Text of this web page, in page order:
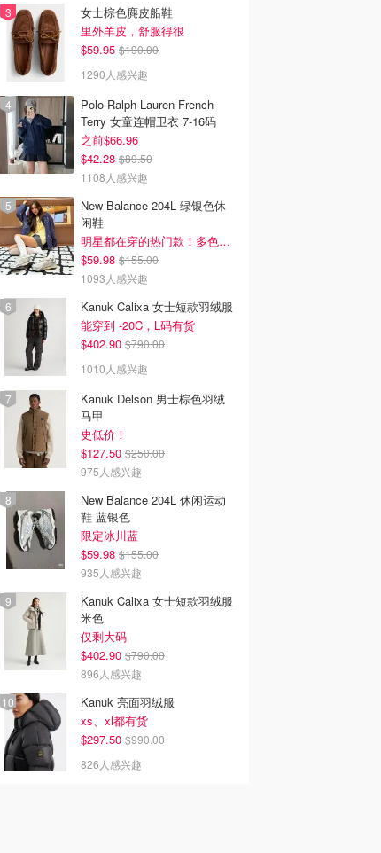
女士棕色麂皮船鞋
里外羊皮，舒服得很
$59.95 $190.00
1290人感兴趣
Polo Ralph Lauren French
Terry 女童连帽卫衣 7-16码
之前$66.96
$42.28 $89.50
1108人感兴趣
New Balance 204L 绿银色休
闲鞋
明星都在穿的热门款！多色可选 3.8折
$59.98 $155.00
1093人感兴趣
Kanuk Calixa 女士短款羽绒服
能穿到 -20C，L码有货
$402.90 $790.00
1010人感兴趣
Kanuk Delson 男士棕色羽绒
马甲
史低价！
$127.50 $250.00
975人感兴趣
New Balance 204L 休闲运动
鞋 蓝银色
限定冰川蓝
$59.98 $155.00
935人感兴趣
Kanuk Calixa 女士短款羽绒服
米色
仅剩大码
$402.90 $790.00
896人感兴趣
Kanuk 亮面羽绒服
xs、xl都有货
$297.50 $990.00
826人感兴趣